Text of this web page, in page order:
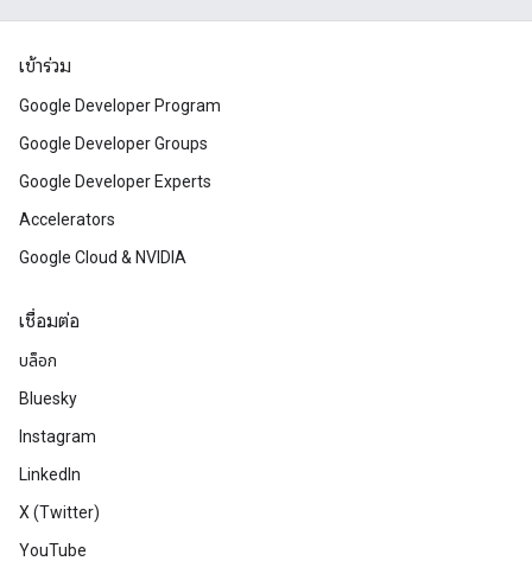
เข้าร่วม
Google Developer Program
Google Developer Groups
Google Developer Experts
Accelerators
Google Cloud & NVIDIA
เชื่อมต่อ
บล็อก
Bluesky
Instagram
LinkedIn
X (Twitter)
YouTube